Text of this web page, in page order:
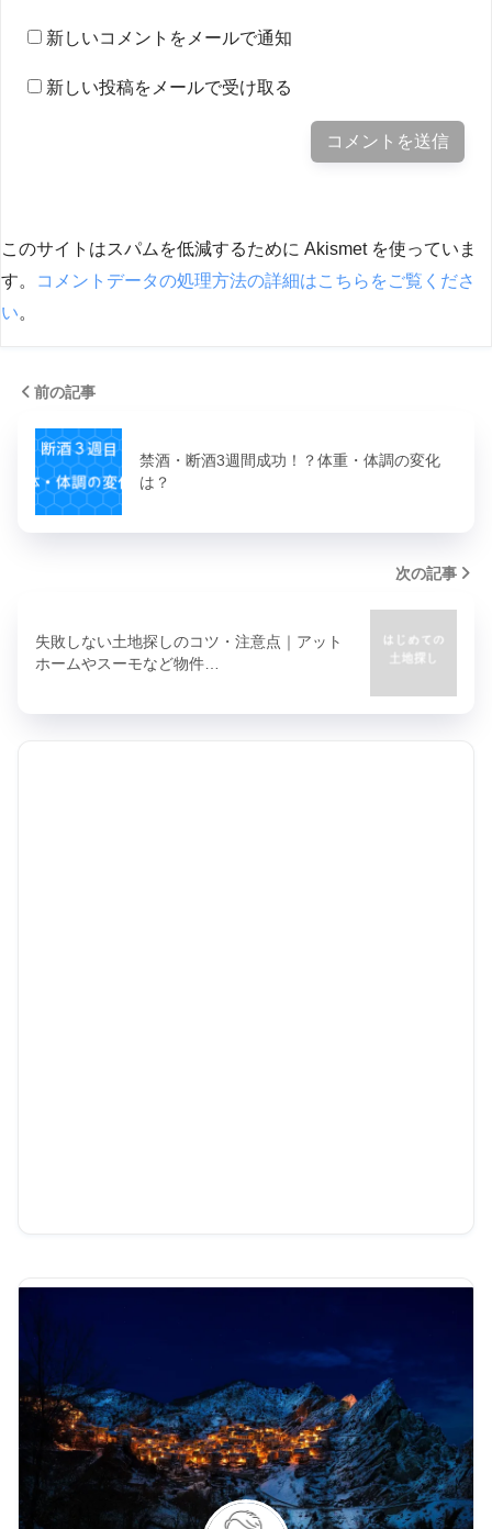
新しいコメントをメールで通知
新しい投稿をメールで受け取る
このサイトはスパムを低減するために Akismet を使っていま
す。
コメントデータの処理方法の詳細はこちらをご覧くださ
い。
前の記事
禁酒・断酒3週間成功！？体重・体調の変化
は？
次の記事
失敗しない土地探しのコツ・注意点｜アット
ホームやスーモなど物件…